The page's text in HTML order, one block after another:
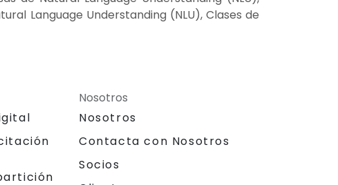
Language Understanding (NLU), Clases de
Nosotros
Nosotros
Contacta con Nosotros
Socios